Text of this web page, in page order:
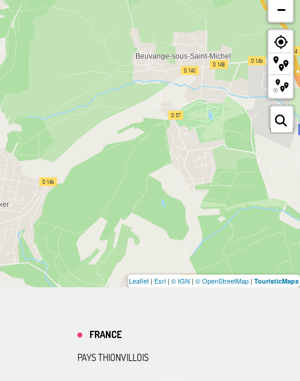
−
Leaflet | Esri | © IGN | © OpenStreetMap | TouristicMaps
FRANCE
PAYS THIONVILLOIS